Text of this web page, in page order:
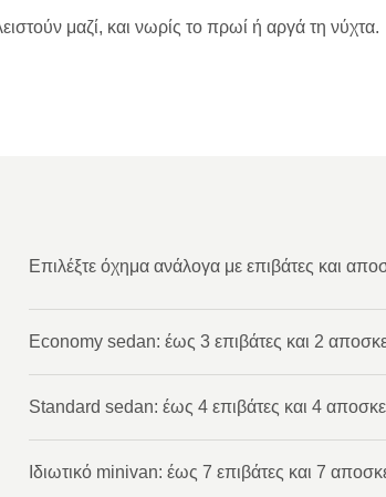
μαζί, και νωρίς το πρωί ή αργά τη νύχτα.
Επιλέξτε όχημα ανάλογα με επιβάτες και
Economy sedan: έως 3 επιβάτες και 2
Standard sedan: έως 4 επιβάτες και 4
Ιδιωτικό minivan: έως 7 επιβάτες και 7